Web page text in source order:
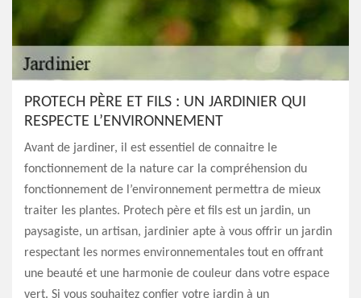
PROTECH PÈRE ET FILS : UN JARDINIER QUI
RESPECTE L’ENVIRONNEMENT
Avant de jardiner, il est essentiel de connaitre le
fonctionnement de la nature car la compréhension du
fonctionnement de l’environnement permettra de mieux
traiter les plantes. Protech père et fils est un jardin, un
paysagiste, un artisan, jardinier apte à vous offrir un jardin
respectant les normes environnementales tout en offrant
une beauté et une harmonie de couleur dans votre espace
vert. Si vous souhaitez confier votre jardin à un